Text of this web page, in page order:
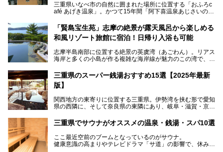
三重県いなべ市の自然に囲まれた場所に位置する「おふろc
afé あげき温泉」。かつて15年間「阿下喜温泉あじさいの
泊が楽しめる施設として2024年4月に新しく生まれ変わりま
した！
ていた施設……。今回は、地元の方から観光客まで楽しめる
「おふろcafé あげき温泉」をじっくりご紹介していきま
「賢島宝生苑」志摩の絶景が露天風呂から楽しめる
和風リゾート旅館に宿泊！日帰り入浴も可能
志摩半島南部に位置する絶景の英虞湾（あごわん）。リアス
海岸と多くの小島が作る複雑な海岸線が魅力のこの湾で、最
らも英虞湾が一望できる人気の旅館「賢島宝生苑（かしこじ
まほうじょうえん）」をご紹介します。日帰り入浴もできま
すよ！
───
提供元：賢島宝生苑【PR】
三重県のスーパー銭湯おすすめ15選【2025年最新
版】
関西地方の東寄りに位置する三重県。伊勢湾を挟む形で愛知
県の西隣に、そして奈良県の東隣にあり、岐阜・滋賀・京
伊勢神宮を擁する伊勢志摩や、世界遺産に登録された熊野古
道をはじめ、鳥羽水族館、忍者の里・伊賀、鈴鹿サーキッ
ト、松坂牛に伊勢海老……と、観光＆グルメの宝庫です。
東からも西からも訪れやすい三重県には、ハイクオリティな
スーパー銭湯がたくさん！お風呂も食事もコスパもいい、お
三重県でサウナがオススメの温泉・銭湯・スパ10選
ここ最近空前のブームとなっているのがサウナ。
健康意識の高まりやテレビドラマ「サ道」の影響で、休みの